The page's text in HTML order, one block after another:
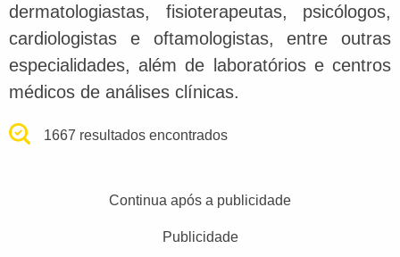
dermatologiastas, fisioterapeutas, psicólogos,
cardiologistas e oftamologistas, entre outras
especialidades, além de laboratórios e centros
médicos de análises clínicas.
1667 resultados encontrados
Continua após a publicidade
Publicidade